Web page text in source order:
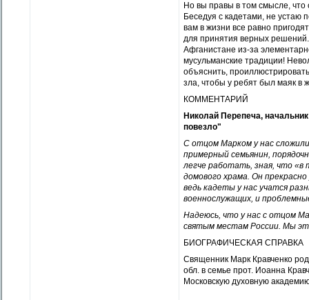
Но вы правы в том смысле, что
Беседуя с кадетами, не
вам в жизни все равно
для принятия верных
Афганистане из-за
мусульманские традиции!
объяснить,
зла, чтобы у ребят был маяк в
КОММЕНТАРИЙ
Николай Перепеча,
повезло"
С отцом Марком у нас
примерный семьянин,
легче работать, зная, что
домового храма. Он
ведь кадеты у нас учатся
военнослужащих, и
Надеюсь, что у нас с отцом
святым местам России. Мы
БИОГРАФИЧЕСКАЯ СПРАВКА
Священник Марк Кравченко
обл. в семье прот. Иоанна
Московскую духовную